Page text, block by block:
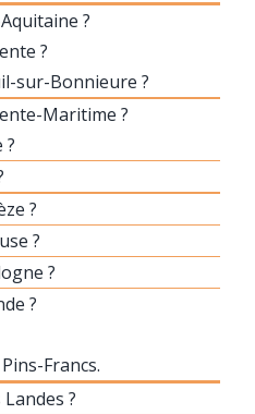
?
?
sur-Bonnieure ?
Maritime ?
?
?
?
?
?
Francs.
?